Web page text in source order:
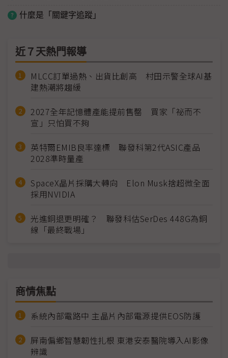
什麼是「關鍵字追蹤」
近７天熱門報導
MLCC訂單過熱、出貨比創高 村田示警全球AI基
建熱潮將趨緩
2027全年記憶體產能提前售罄 買家「祕而不
宣」只怕買不夠
英特爾EMIB良率達標 聯發科第2代ASIC產品
2028準時量產
SpaceX晶片採購大轉向 Elon Musk捨超微全面
採用NVIDIA
光進銅退更明確？ 聯發科估SerDes 448G為銅
線「最終戰場」
商情焦點
系統內部電路中 主晶片內部電源提供EOS防護
屏南偏鄉智慧韌性扎根 東港安泰醫院導入AI影像
辨識